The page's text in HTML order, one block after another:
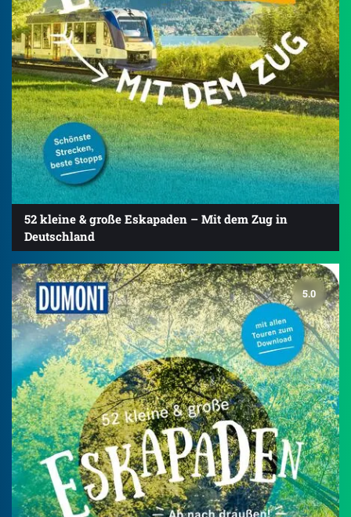
52 kleine & große Eskapaden – Mit dem Zug in
Deutschland
5.0